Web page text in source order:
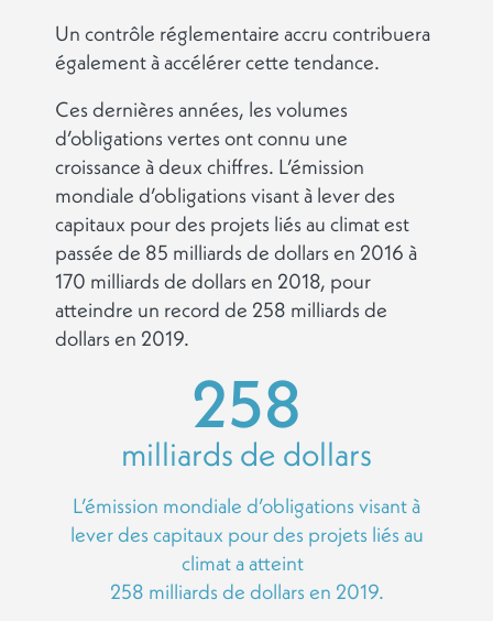
Un contrôle réglementaire accru contribuera
également à accélérer cette tendance.
Ces dernières années, les volumes
d’obligations vertes ont connu une
croissance à deux chiffres. L’émission
mondiale d’obligations visant à lever des
capitaux pour des projets liés au climat est
passée de 85 milliards de dollars en 2016 à
170 milliards de dollars en 2018, pour
atteindre un record de 258 milliards de
dollars en 2019.
258
milliards de dollars
L’émission mondiale d’obligations visant à
lever des capitaux pour des projets liés au
climat a atteint
258 milliards de dollars en 2019.